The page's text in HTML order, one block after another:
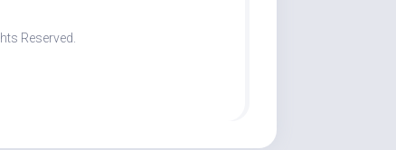
Reserved.